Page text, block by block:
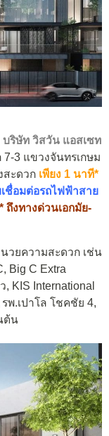
บริษัท วิสวัน แอสเซท
7-3 แขวงจันทรเกษม
สะดวก เพียง 1 นาที*
ชื่อมต่อรถไฟฟ้าสาย
ถึงทางด่วนเอกมัย-
วยความสะดวก เช่น
Big C Extra
KIS International
พ.เปาโล โชคชัย 4,
ต้น